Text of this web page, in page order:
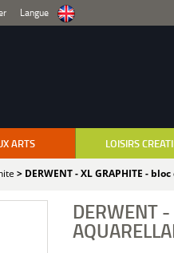
Langue
ARTS LOISIRS
> DERWENT - XL GRAPHITE -
DERWENT